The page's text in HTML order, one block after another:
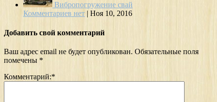
Вибропогружение свай
Комментариев нет | Ноя 10, 2016
Добавить свой комментарий
Ваш адрес email не будет опубликован. Обязательные поля
помечены *
Комментарий:*